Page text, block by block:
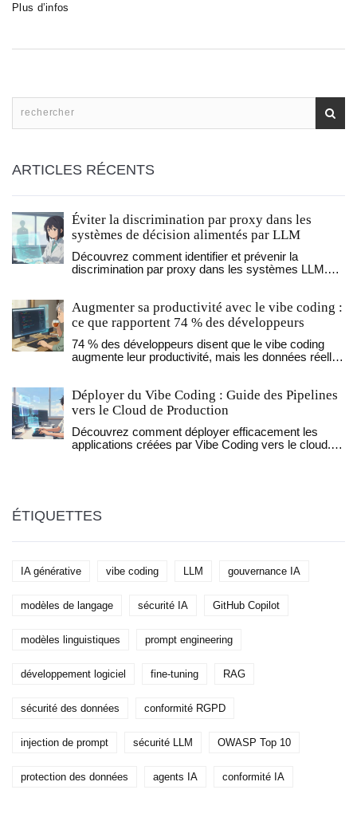
Plus d’infos
ARTICLES RÉCENTS
Éviter la discrimination par proxy dans les
systèmes de décision alimentés par LLM
Découvrez comment identifier et prévenir la
discrimination par proxy dans les systèmes LLM.
algorithmique pour 2026.
Augmenter sa productivité avec le vibe coding :
ce que rapportent 74 % des développeurs
74 % des développeurs disent que le vibe coding
augmente leur productivité, mais les données réelles
vraiment.
Déployer du Vibe Coding : Guide des Pipelines
vers le Cloud de Production
Découvrez comment déployer efficacement les
applications créées par Vibe Coding vers le cloud.
ÉTIQUETTES
IA générative vibe coding LLM gouvernance IA
modèles de langage sécurité IA GitHub Copilot
modèles linguistiques prompt engineering
développement logiciel fine-tuning RAG
sécurité des données conformité RGPD
injection de prompt sécurité LLM OWASP Top 10
protection des données agents IA conformité IA